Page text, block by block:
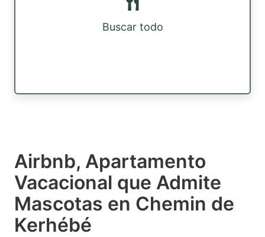
Buscar todo
Airbnb, Apartamento
Vacacional que Admite
Mascotas en Chemin de
Kerhébé